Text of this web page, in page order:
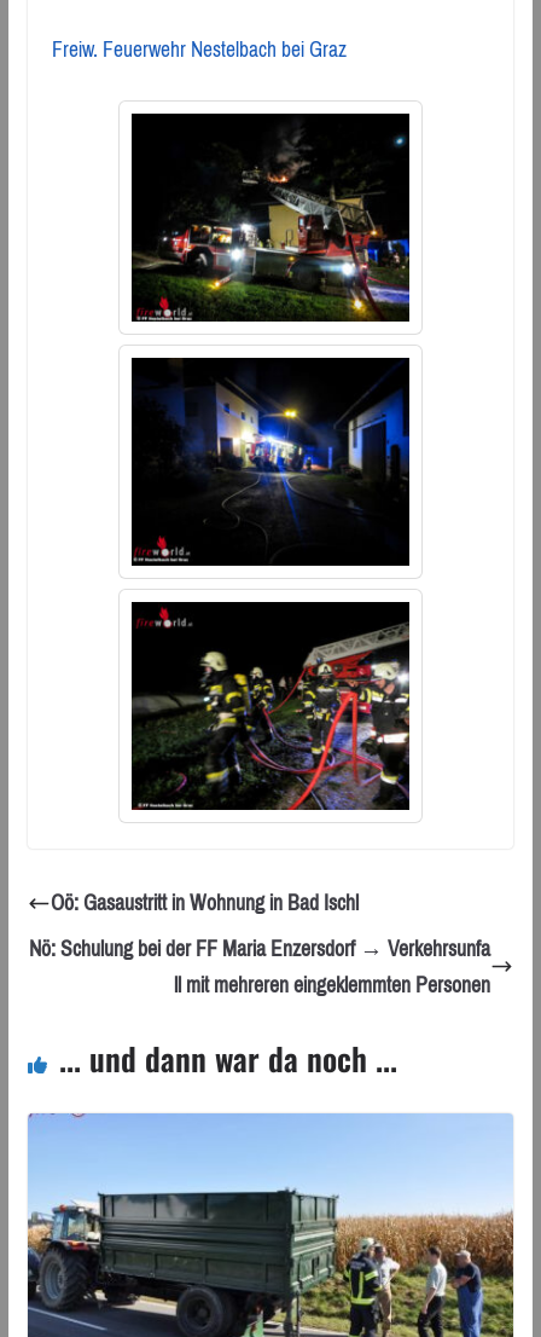
Freiw. Feuerwehr Nestelbach bei Graz
Oö: Gasaustritt in Wohnung in Bad Ischl
Nö: Schulung bei der FF Maria Enzersdorf → Verkehrsunfa
ll mit mehreren eingeklemmten Personen
... und dann war da noch ...